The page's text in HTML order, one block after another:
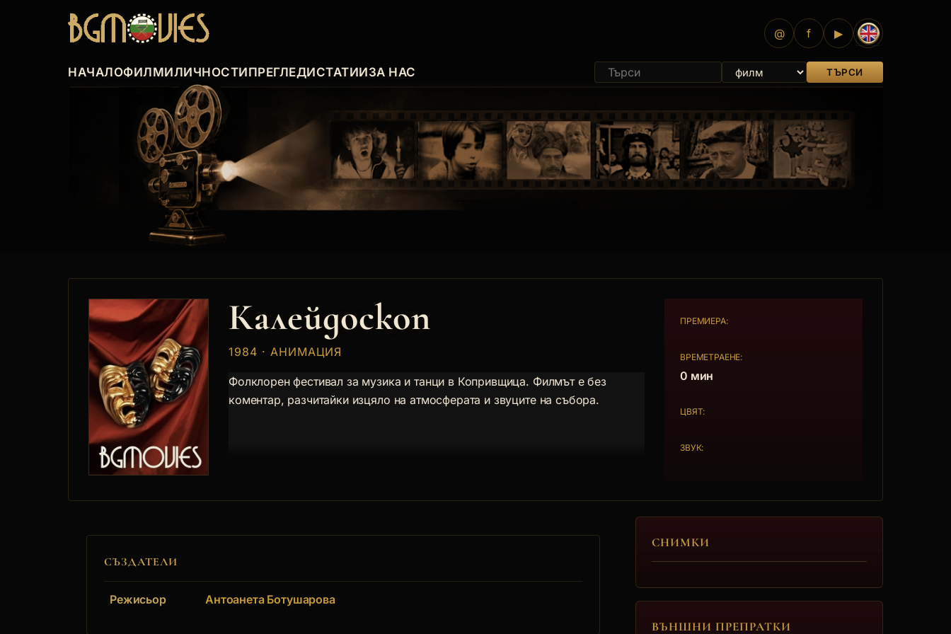
@ f ▶
НАЧАЛОФИЛМИЛИЧНОСТИПРЕГЛЕДИСТАТИИЗА НАС ТЪРСИ
Калейдоскоп
1984 · АНИМАЦИЯ
Фолклорен фестивал за музика и танци в Копривщица. Филмът е без
коментар, разчитайки изцяло на атмосферата и звуците на събора.
ПРЕМИЕРА:
ВРЕМЕТРАЕНЕ:
0 мин
ЦВЯТ:
ЗВУК:
СЪЗДАТЕЛИ
Режисьор Антоанета Ботушарова
СНИМКИ
ВЪНШНИ ПРЕПРАТКИ